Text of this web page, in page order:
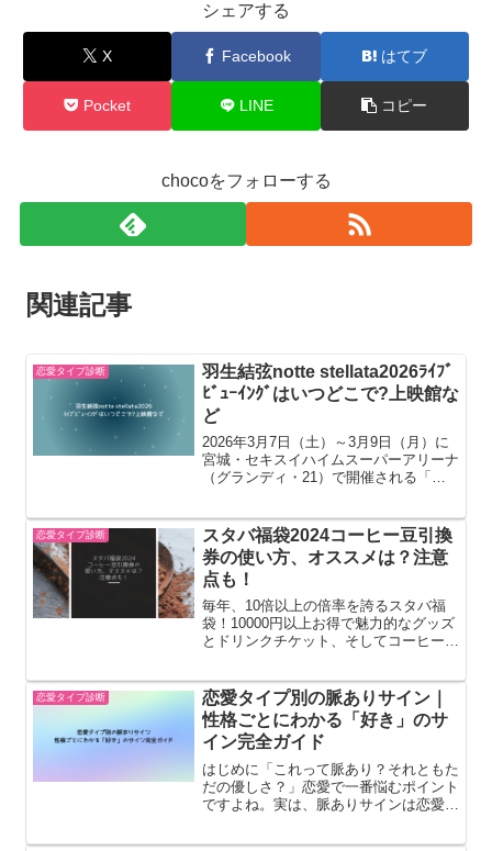
シェアする
X Facebook はてブ
Pocket LINE コピー
chocoをフォローする
関連記事
恋愛タイプ診断
羽生結弦notte stellata2026ﾗｲﾌﾞ
ﾋﾞｭｰｲﾝｸﾞはいつどこで?上映館な
ど
2026年3月7日（土）～3月9日（月）に
宮城・セキスイハイムスーパーアリーナ
（グランディ・21）で開催される「東
でライブ・ビューイング...
恋愛タイプ診断
スタバ福袋2024コーヒー豆引換
券の使い方、オススメは？注意
点も！
毎年、10倍以上の倍率を誇るスタバ福
袋！10000円以上お得で魅力的なグッズ
とドリンクチケット、そしてコーヒー豆
ど、コーヒー豆を購入したことはない。
という方は少なくないと...
恋愛タイプ診断
恋愛タイプ別の脈ありサイン｜
性格ごとにわかる「好き」のサ
イン完全ガイド
はじめに「これって脈あり？それともた
だの優しさ？」恋愛で一番悩むポイント
ですよね。実は、脈ありサインは恋愛タ